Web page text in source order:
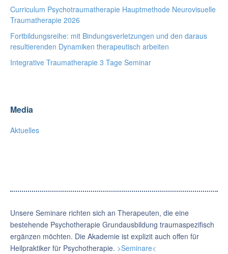
Curriculum Psychotraumatherapie Hauptmethode Neurovisuelle
Traumatherapie 2026
Fortbildungsreihe: mit Bindungsverletzungen und den daraus
resultierenden Dynamiken therapeutisch arbeiten
Integrative Traumatherapie 3 Tage Seminar
Media
Aktuelles
Unsere Seminare richten sich an Therapeuten, die eine
bestehende Psychotherapie Grundausbildung traumaspezifisch
ergänzen möchten. Die Akademie ist explizit auch offen für
Heilpraktiker für Psychotherapie. >Seminare<